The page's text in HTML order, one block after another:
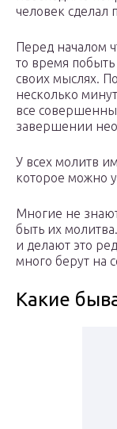
человек сделал
Перед началом
то время побыть
своих мыслях.
несколько
все
завершении
У всех молитв
которое можно
Многие не
быть их
и делают это
много берут на
Какие